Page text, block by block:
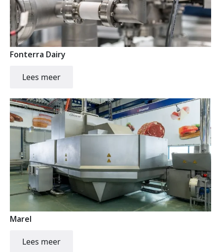
Fonterra Dairy
Lees meer
Marel
Lees meer